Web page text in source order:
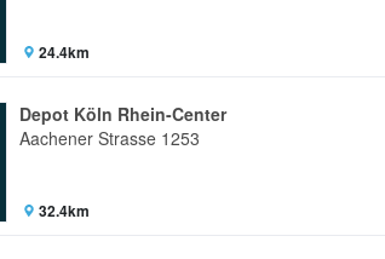
24.4km
Depot Köln Rhein-Center
Aachener Strasse 1253
32.4km